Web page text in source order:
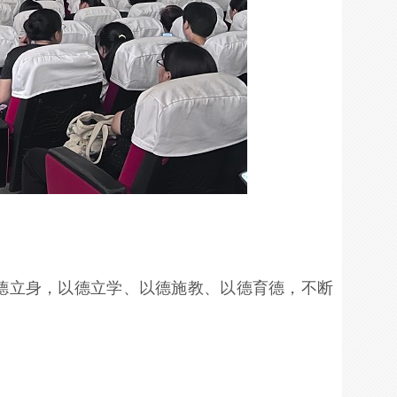
身，以德立学、以德施教、以德育德，不断